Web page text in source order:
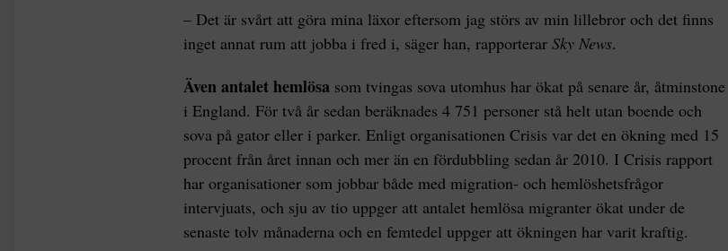
– Det är svårt att göra mina läxor eftersom jag störs av min lillebror och det finns
inget annat rum att jobba i fred i, säger han, rapporterar Sky News.
Även antalet hemlösa som tvingas sova utomhus har ökat på senare år, åtminstone
i England. För två år sedan beräknades 4 751 personer stå helt utan boende och
sova på gator eller i parker. Enligt organisationen Crisis var det en ökning med 15
procent från året innan och mer än en fördubbling sedan år 2010. I Crisis rapport
har organisationer som jobbar både med migration- och hemlöshetsfrågor
intervjuats, och sju av tio uppger att antalet hemlösa migranter ökat under de
senaste tolv månaderna och en femtedel uppger att ökningen har varit kraftig.